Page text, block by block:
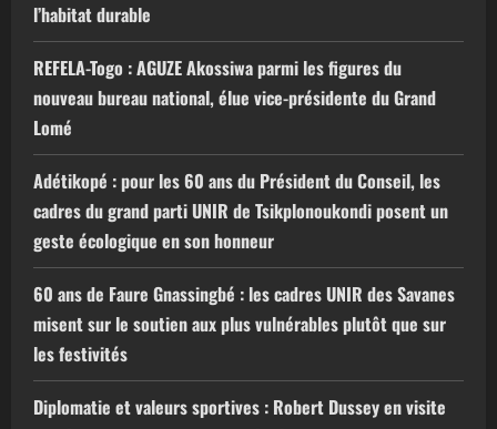
l’habitat durable
REFELA-Togo : AGUZE Akossiwa parmi les figures du
nouveau bureau national, élue vice-présidente du Grand
Lomé
Adétikopé : pour les 60 ans du Président du Conseil, les
cadres du grand parti UNIR de Tsikplonoukondi posent un
geste écologique en son honneur
60 ans de Faure Gnassingbé : les cadres UNIR des Savanes
misent sur le soutien aux plus vulnérables plutôt que sur
les festivités
Diplomatie et valeurs sportives : Robert Dussey en visite